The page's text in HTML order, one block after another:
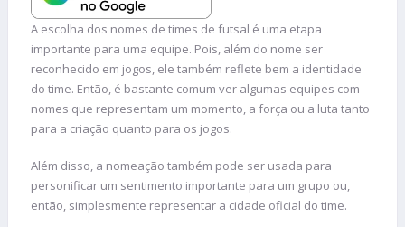
A escolha dos nomes de times de futsal é uma etapa
importante para uma equipe. Pois, além do nome ser
reconhecido em jogos, ele também reflete bem a identidade
do time. Então, é bastante comum ver algumas equipes com
nomes que representam um momento, a força ou a luta tanto
para a criação quanto para os jogos.
Além disso, a nomeação também pode ser usada para
personificar um sentimento importante para um grupo ou,
então, simplesmente representar a cidade oficial do time.